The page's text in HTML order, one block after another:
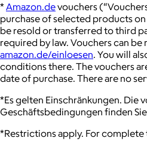
*Amazon.devouchers
purchase of selected products on
be resold or transferred to third
required by law. Vouchers can be
amazon.de/einloesen. You will
conditions there. The vouchers
date of purchase. There are no
*Es gelten Einschränkungen. Die
Geschäftsbedingungen finden
*Restrictions apply. For